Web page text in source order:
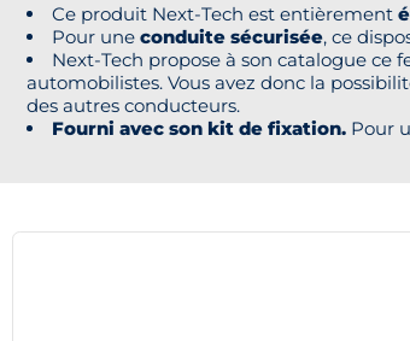
Ce produit Next-Tech est entièrement
Pour une conduite sécurisée, ce
Next-Tech propose à son catalogue ce
automobilistes. Vous avez donc la
des autres conducteurs.
Fourni avec son kit de fixation. Pour